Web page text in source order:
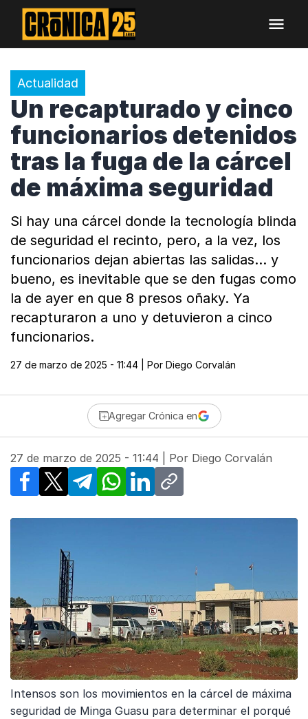
Actualidad
Un recapturado y cinco
funcionarios detenidos
tras la fuga de la cárcel
de máxima seguridad
Si hay una cárcel donde la tecnología blinda
de seguridad el recinto, pero, a la vez, los
funcionarios dejan abiertas las salidas… y
bueno, es inevitable que se den fugas como
la de ayer en que 8 presos oñaky. Ya
recapturaron a uno y detuvieron a cinco
funcionarios.
27 de marzo de 2025 - 11:44 | Por Diego Corvalán
Agregar Crónica en
27 de marzo de 2025 - 11:44 | Por Diego Corvalán
Facebook
X TelegramWhatsApp
LinkedInCopy link
Intensos son los movimientos en la cárcel de máxima
seguridad de Minga Guasu para determinar el porqué